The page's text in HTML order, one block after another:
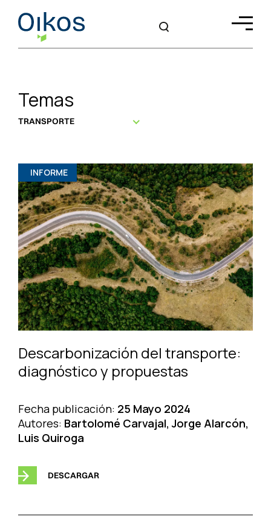
Temas
TRANSPORTE
INFORME
Descarbonización del transporte:
diagnóstico y propuestas
Fecha publicación: 25 Mayo 2024
Autores: Bartolomé Carvajal, Jorge Alarcón,
Luis Quiroga
DESCARGAR